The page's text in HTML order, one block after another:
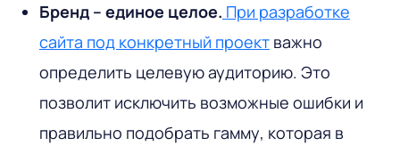
Бренд – единое целое. При разработке
сайта под конкретный проект важно
определить целевую аудиторию. Это
позволит исключить возможные ошибки и
правильно подобрать гамму, которая в